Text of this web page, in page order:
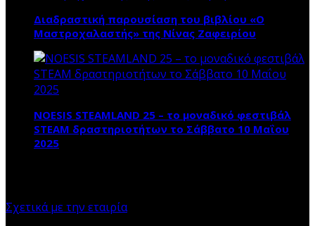
Διαδραστική παρουσίαση του βιβλίου «Ο
Μαστροχαλαστής» της Νίνας Ζαφειρίου
NOESIS STEAMLAND 25 – το μοναδικό φεστιβάλ
STEAM δραστηριοτήτων το Σάββατο 10 Μαΐου
2025
Σχετικά με την εταιρία